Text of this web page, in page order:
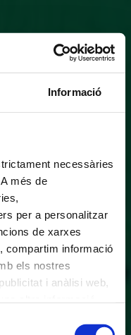
Informació
necessàries
més de
per a personalitzar
de xarxes
compartim informació
els nostres
i anàlisi web,